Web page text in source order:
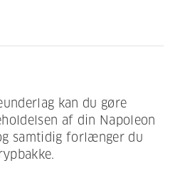
kan du gøre
af din Napoleon
samtidig forlænger du